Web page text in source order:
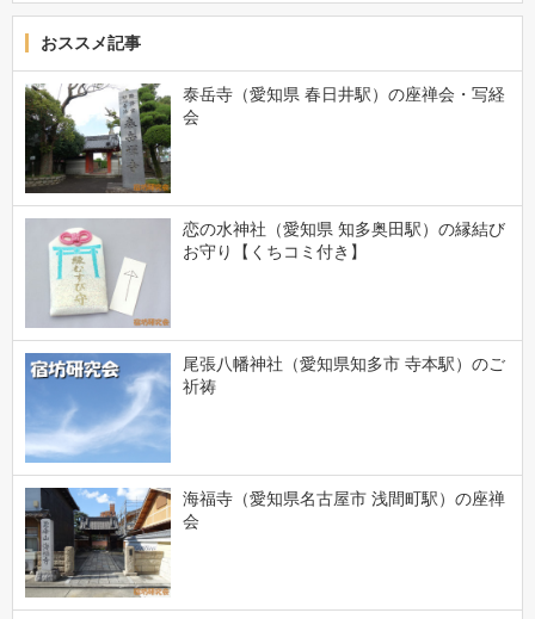
おススメ記事
泰岳寺（愛知県 春日井駅）の座禅会・写経
会
恋の水神社（愛知県 知多奥田駅）の縁結び
お守り【くちコミ付き】
尾張八幡神社（愛知県知多市 寺本駅）のご
祈祷
海福寺（愛知県名古屋市 浅間町駅）の座禅
会